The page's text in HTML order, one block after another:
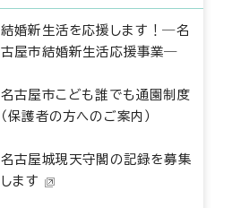
結婚新生活を応援します！―名
古屋市結婚新生活応援事業―
名古屋市こども誰でも通園制度
（保護者の方へのご案内）
名古屋城現天守閣の記録を募集
します